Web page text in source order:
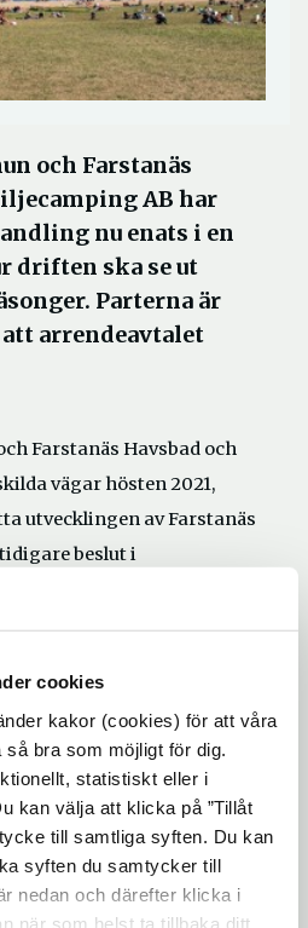
cookies
kakor (cookies) för att våra
bra som möjligt för dig.
statistiskt eller i
kan välja att klicka på ”Tillåt
till samtliga syften. Du kan
syften du samtycker till
nedan och därefter klicka i
när som helst ta tillbaka ditt
och Farstanäs
AB har
nu enats i en
driften ska se ut
Parterna är
att arrendeavtalet
Farstanäs Havsbad och
vägar hösten 2021,
utvecklingen av Farstanäs
beslut i
nu enats kring driften av
2021, säger stadsdirektör
Farstanäs Havsbad och
att campingen kommer att
fram till att
år.
gemensam väg framåt för